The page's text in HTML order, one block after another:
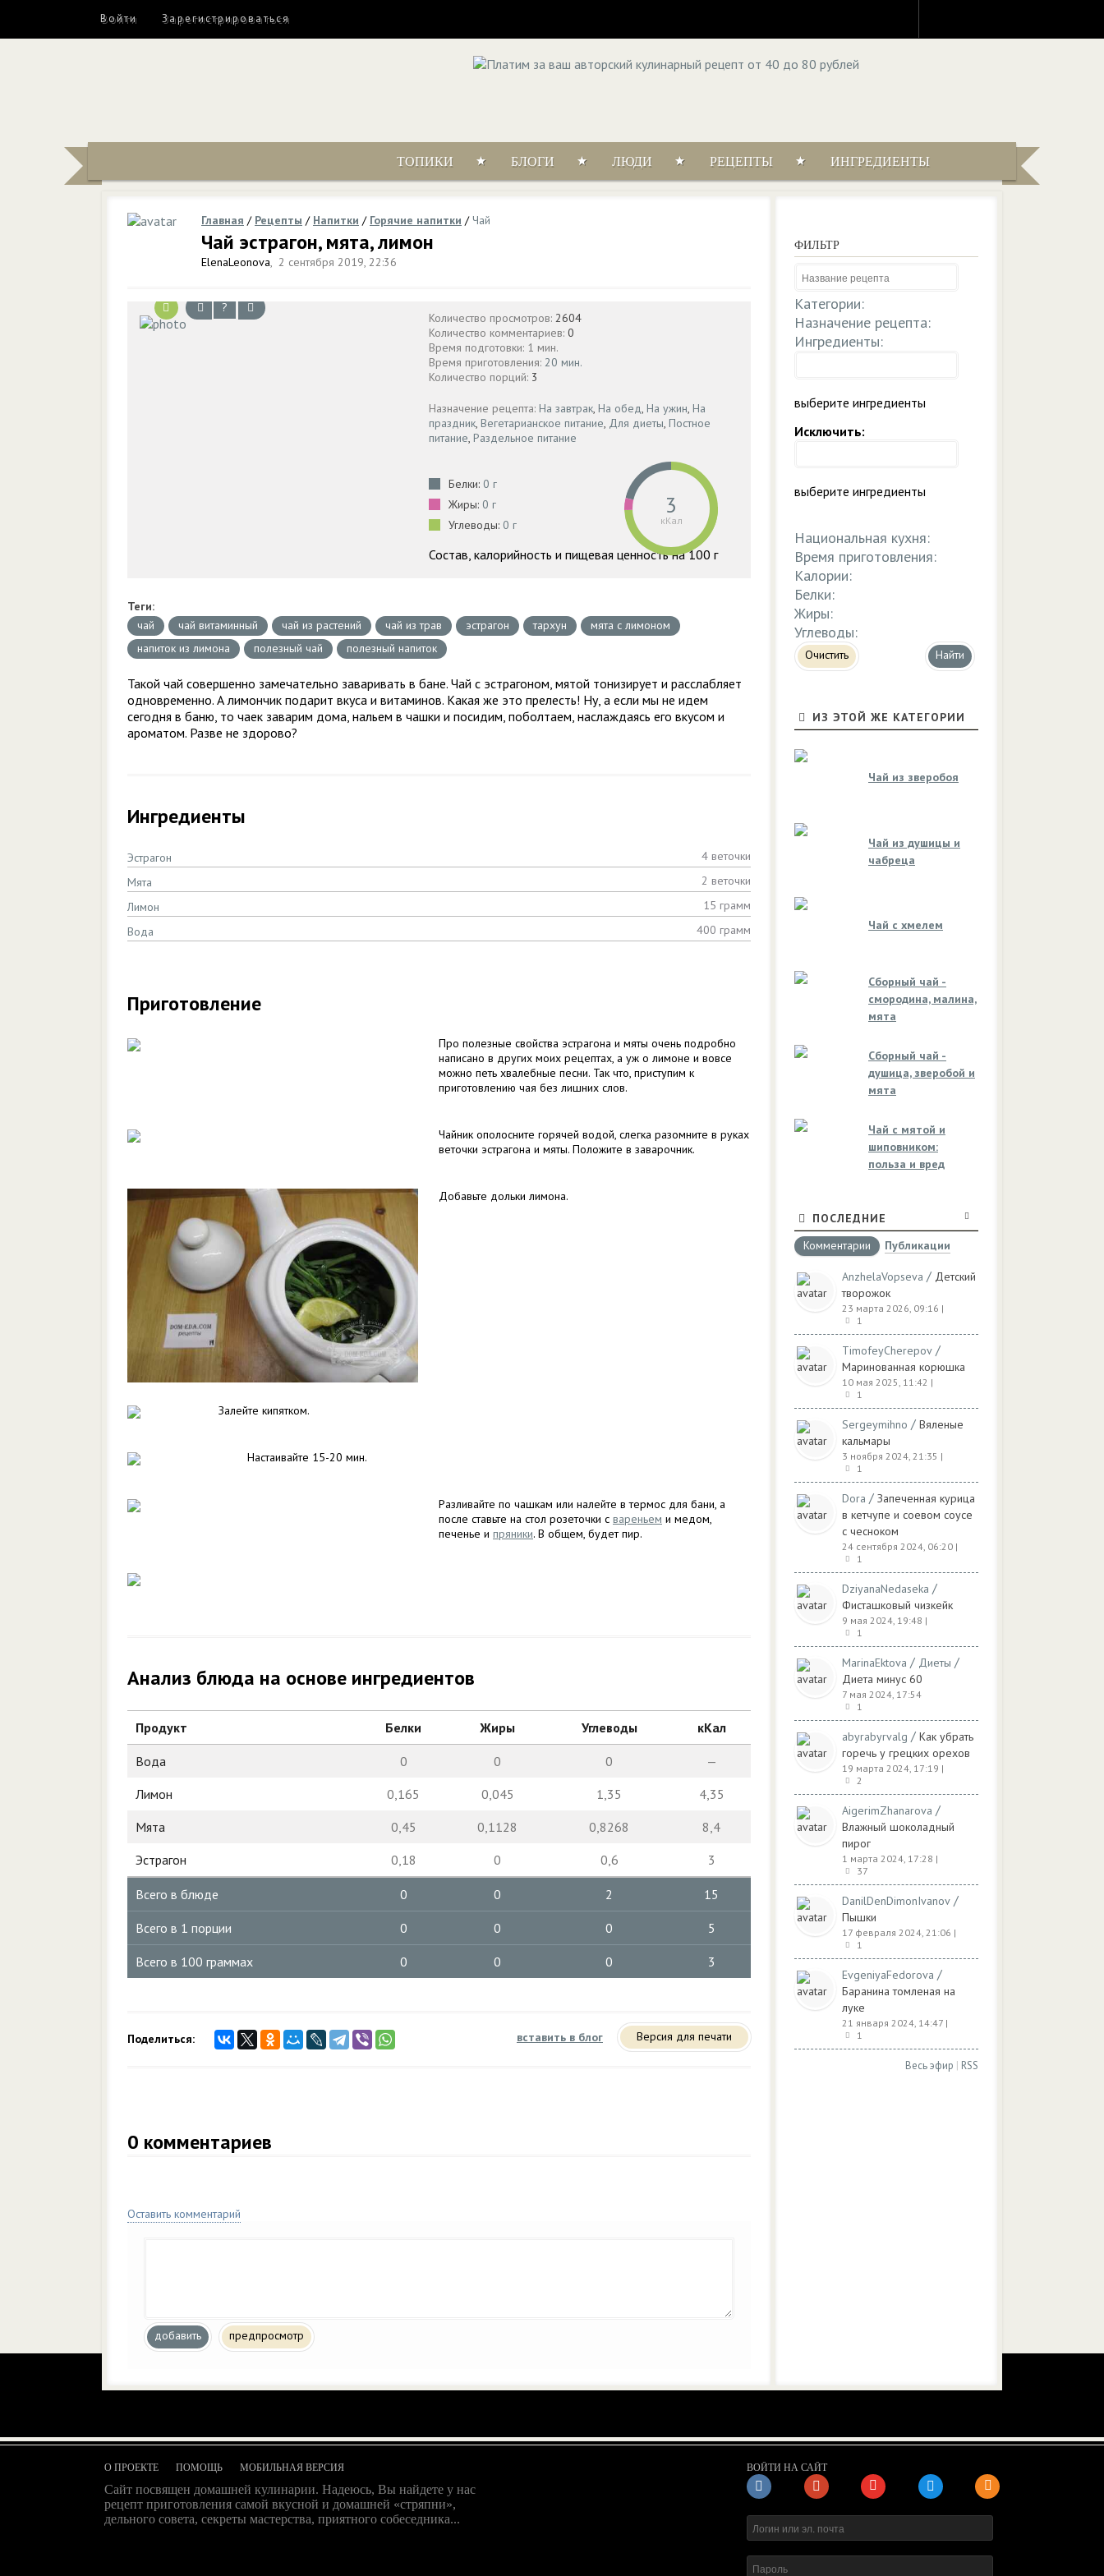
Войти Зарегистрироваться
ТОПИКИ БЛОГИ ЛЮДИ РЕЦЕПТЫ ИНГРЕДИЕНТЫ
Главная / Рецепты / Напитки / Горячие напитки /Чай
Чай эстрагон, мята, лимон
ElenaLeonova, 2 сентября 2019, 22:36
?
Количество просмотров: 2604
Количество комментариев: 0
Время подготовки: 1 мин.
Время приготовления: 20 мин.
Количество порций: 3
Назначение рецепта: На завтрак, На обед, На ужин, На
праздник, Вегетарианское питание, Для диеты, Постное
питание, Раздельное питание
Белки: 0 г
Жиры: 0 г
Углеводы: 0 г
3
кКал
Состав, калорийность и пищевая ценность на 100 г
Теги:
чай
чай витаминный чай из растений чай из трав эстрагон тархун
мята с лимоном
напиток из лимона
полезный чай полезный напиток
Такой чай совершенно замечательно заваривать в бане. Чай с эстрагоном, мятой тонизирует и расслабляет
одновременно. А лимончик подарит вкуса и витаминов. Какая же это прелесть! Ну, а если мы не идем
сегодня в баню, то чаек заварим дома, нальем в чашки и посидим, поболтаем, наслаждаясь его вкусом и
ароматом. Разве не здорово?
Ингредиенты
Эстрагон
4 веточки
Мята
2 веточки
Лимон
15 грамм
Вода
400 грамм
Приготовление
Про полезные свойства эстрагона и мяты очень подробно
написано в других моих рецептах, а уж о лимоне и вовсе
можно петь хвалебные песни. Так что, приступим к
приготовлению чая без лишних слов.
Чайник ополосните горячей водой, слегка разомните в руках
веточки эстрагона и мяты. Положите в заварочник.
Добавьте дольки лимона.
Залейте кипятком.
Настаивайте 15-20 мин.
Разливайте по чашкам или налейте в термос для бани, а
после ставьте на стол розеточки с вареньем и медом,
печенье и пряники. В общем, будет пир.
Анализ блюда на основе ингредиентов
Продукт Белки Жиры Углеводы кКал
Вода 0 0 0
—
Лимон
0,165 0,045 1,35
4,35
Мята
0,45 0,1128 0,8268
8,4
Эстрагон
0,18 0 0,6 3
Всего в блюде 0 0 2 15
Всего в 1 порции 0 0 0 5
Всего в 100 граммах 0 0 0 3
Поделиться: вставить в блог Версия для печати
0 комментариев
Оставить комментарий
добавить предпросмотр
ФИЛЬТР
Категории:
Назначение рецепта:
Ингредиенты:
выберите ингредиенты
Исключить:
выберите ингредиенты
Национальная кухня:
Время приготовления:
Калории:
Белки:
Жиры:
Углеводы:
Очистить
ИЗ ЭТОЙ ЖЕ КАТЕГОРИИ
Чай из зверобоя
Чай из душицы и
чабреца
Чай с хмелем
Сборный чай -
смородина, малина,
мята
Сборный чай -
душица, зверобой и
мята
Чай с мятой и
шиповником:
польза и вред
ПОСЛЕДНИЕ
Комментарии
Публикации
AnzhelaVopseva / Детский
творожок
23 марта 2026, 09:16 |
1
TimofeyCherepov /
Маринованная корюшка
10 мая 2025, 11:42 |
1
Sergeymihno / Вяленые
кальмары
3 ноября 2024, 21:35 |
1
Dora / Запеченная курица
в кетчупе и соевом соусе
с чесноком
24 сентября 2024, 06:20 |
1
DziyanaNedaseka /
Фисташковый чизкейк
9 мая 2024, 19:48 |
1
MarinaEktova / Диеты /
Диета минус 60
7 мая 2024, 17:54
1
abyrabyrvalg / Как убрать
горечь у грецких орехов
19 марта 2024, 17:19 |
2
AigerimZhanarova /
Влажный шоколадный
пирог
1 марта 2024, 17:28 |
37
DanilDenDimonIvanov /
Пышки
17 февраля 2024, 21:06 |
1
EvgeniyaFedorova /
Баранина томленая на
луке
21 января 2024, 14:47 |
1
Весь эфир | RSS
О ПРОЕКТЕ ПОМОЩЬ МОБИЛЬНАЯ ВЕРСИЯ
Сайт посвящен домашней кулинарии. Надеюсь, Вы найдете у нас
рецепт приготовления самой вкусной и домашней «стряпни»,
дельного совета, секреты мастерства, приятного собеседника...
ВОЙТИ НА САЙТ